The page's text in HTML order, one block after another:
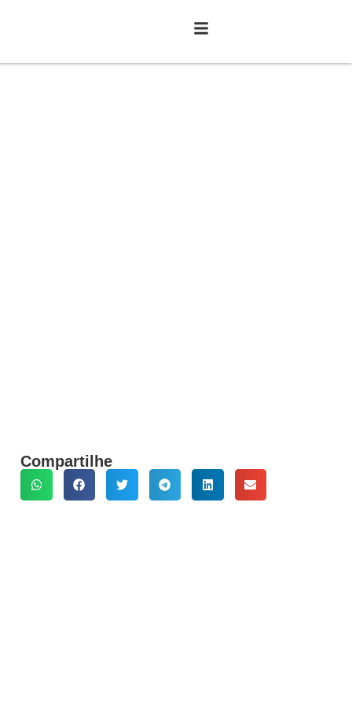
Compartilhe